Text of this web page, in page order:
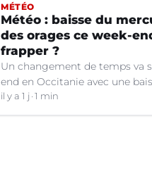
MÉTÉO
Météo : baisse du
des orages ce week-
frapper ?
Un changement de temps va
end en Occitanie avec une
le retour d'orages dans
il y a 1 j 1 min